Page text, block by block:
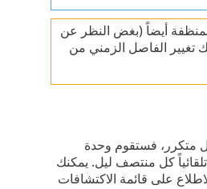
أيضاً (بغض النظر عن
فترة التنظيف لسجلات الحوادث (والاكتشافات) إلى 6 أشهر. يمكنك تغيير الفاصل الزمني من
متكرر، فستقوم وحدة
في سطر واحد لتسهيل حله. يتم تجميع الاكتشافات التي يزيد عمرها عن 24 ساعة تلقائياً كل منتصف ليل. يمكنك
على قائمة الاكتشافات